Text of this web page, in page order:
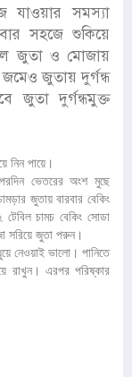
যাওয়ার সমস্যা
সহজে শুকিয়ে
জুতা ও মোজায়
জুতায় দুর্গন্ধ
জুতা দুর্গন্ধমুক্ত
নিন পায়ে।
ভেতরের অংশ মুছে
জুতায় বারবার বেকিং
চামচ বেকিং সোডা
সরিয়ে জুতা পরুন।
নেওয়াই ভালো। পানিতে
রাখুন। এরপর পরিষ্কার